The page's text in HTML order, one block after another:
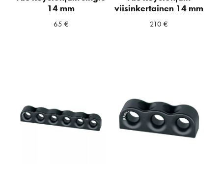
14 mm
65 €
viisinkertainen 14 mm
210€